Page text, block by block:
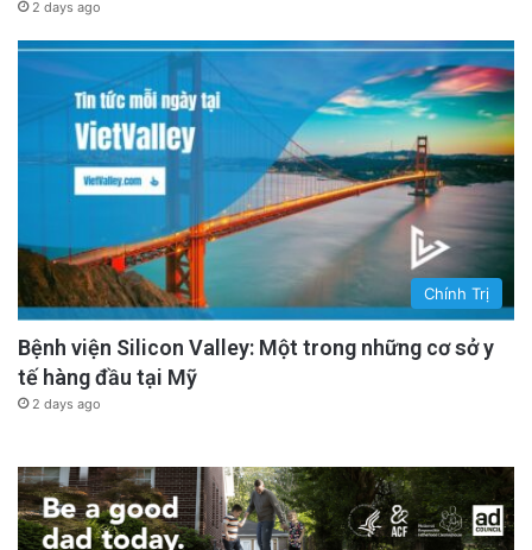
2 days ago
Chính Trị
Bệnh viện Silicon Valley: Một trong những cơ sở y
tế hàng đầu tại Mỹ
2 days ago